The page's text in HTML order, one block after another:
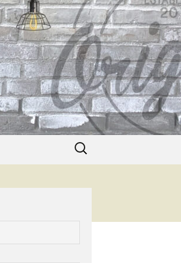
Suche
nach: